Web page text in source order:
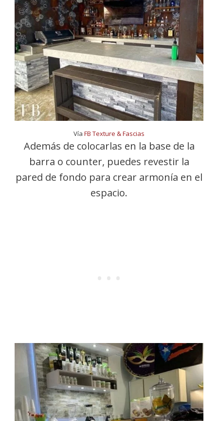
Vía FB Texture & Fascias
Además de colocarlas en la base de la
barra o counter, puedes revestir la
pared de fondo para crear armonía en el
espacio.